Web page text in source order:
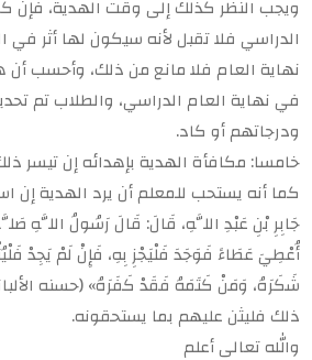
ويجب النظر كذلك إلى وقت الهدية، فإن
الدراسي فلا تقبل لأنه سيكون لها أثر
نهاية العام فلا مانع من ذلك، وأحسب أن
في نهاية العام الدراسي، والطلاب تم
ودرجاتهم أو كاد.
خامسا: مكافأة الهدية بإهدائه إن تيسر ذلك
كما أنه يستحب للمعلم أن يرد الهدية إن
جَابِرِ بْنِ عَبْدِ اللَّهِ، قَالَ: قَالَ رَسُولُ اللَّهِ
أُعْطِيَ عَطَاءً فَوَجَدَ فَلْيَجْزِ بِهِ، فَإِنْ لَمْ يَجِدْ
شَكَرَهُ، وَمَنْ كَتَمَهُ فَقَدْ كَفَرَهُ» (حسنه
ذلك فليثن عليهم بما يستحقونه.
والله تعالى أعلم